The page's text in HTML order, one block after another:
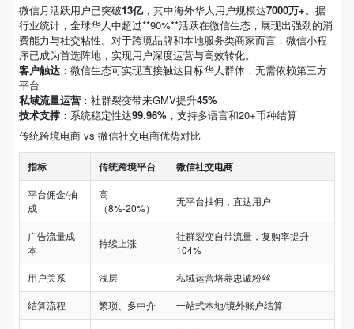
微信月活跃用户已突破13亿，其中海外华人用户规模达7000万+。据
行业统计，全球华人中超过**90%**活跃在微信生态，展现出强劲的消
费能力与社交粘性。对于跨境品牌和本地服务类商家而言，微信小程
序已成为首选阵地，实现用户深度运营与高效转化。
客户触达 ：微信生态可实现直接触达目标华人群体，无需依赖第三方
平台
私域流量运营 ：社群裂变带来GMV提升45%
技术支撑 ：系统稳定性达99.96% ，支持多语言和20+币种结算
传统跨境电商 vs 微信社交电商优势对比
指标 传统跨境平台 微信社交电商
平台佣金/抽
成
高
（8%-20%）
无平台抽佣，直达用户
广告流量成
本
持续上涨
社群裂变自带流量，复购率提升
104%
用户关系 浅层 私域运营培养忠诚粉丝
结算流程 繁琐、多中介 一站式本地/境外账户结算